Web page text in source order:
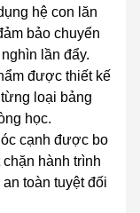
hệ con lăn
bảo chuyển
lần đẩy.
được thiết kế
loại bảng
học.
cạnh được bo
hành trình
toàn tuyệt đối